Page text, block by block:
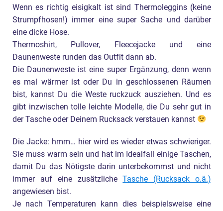
Wenn es richtig eisigkalt ist sind Thermoleggins (keine
Strumpfhosen!) immer eine super Sache und darüber
eine dicke Hose.
Thermoshirt, Pullover, Fleecejacke und eine
Daunenweste runden das Outfit dann ab.
Die Daunenweste ist eine super Ergänzung, denn wenn
es mal wärmer ist oder Du in geschlossenen Räumen
bist, kannst Du die Weste ruckzuck ausziehen. Und es
gibt inzwischen tolle leichte Modelle, die Du sehr gut in
der Tasche oder Deinem Rucksack verstauen kannst
Die Jacke: hmm… hier wird es wieder etwas schwieriger.
Sie muss warm sein und hat im Idealfall einige Taschen,
damit Du das Nötigste darin unterbekommst und nicht
immer auf eine zusätzlicheTasche (Rucksack o.ä.)
angewiesen bist.
Je nach Temperaturen kann dies beispielsweise eine